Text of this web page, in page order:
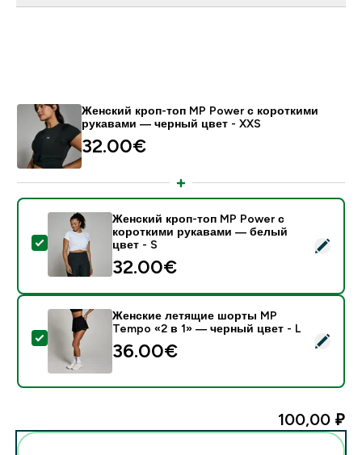
Женский кроп-топ MP Power с короткими
рукавами — черный цвет - XXS
32.00€‎
- Женский кроп-топ MP Power с короткими
Женский кроп-топ MP Power с
короткими рукавами — белый
цвет - S
32.00€‎
- Женские летящие шорты MP Tempo «2 в 1» —
Женские летящие шорты MP
Tempo «2 в 1» — черный цвет - L
36.00€‎
100,00 ₽‎